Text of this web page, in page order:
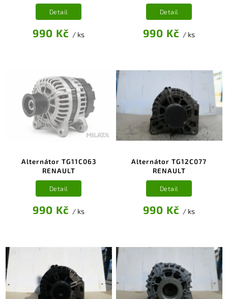
990 Kč / ks
Detail
990 Kč / ks
Detail
Alternátor TG11C063
RENAULT
990 Kč / ks
Detail
Alternátor TG12C077
RENAULT
990 Kč / ks
Detail